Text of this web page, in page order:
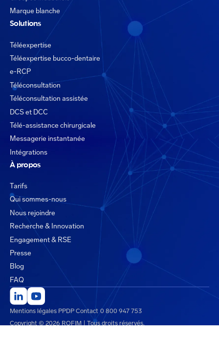
Marque blanche
Solutions
Téléexpertise
Téléexpertise bucco-dentaire
e-RCP
Téléconsultation
Téléconsultation assistée
DCS et DCC
Télé-assistance chirurgicale
Messagerie instantanée
Intégrations
À propos
Tarifs
Qui sommes-nous
Nous rejoindre
Recherche & Innovation
Engagement & RSE
Presse
Blog
FAQ
Copyright © 2026 ROFIM | Tous droits réservés.
Mentions légales PPDP Contact 0 800 947 753